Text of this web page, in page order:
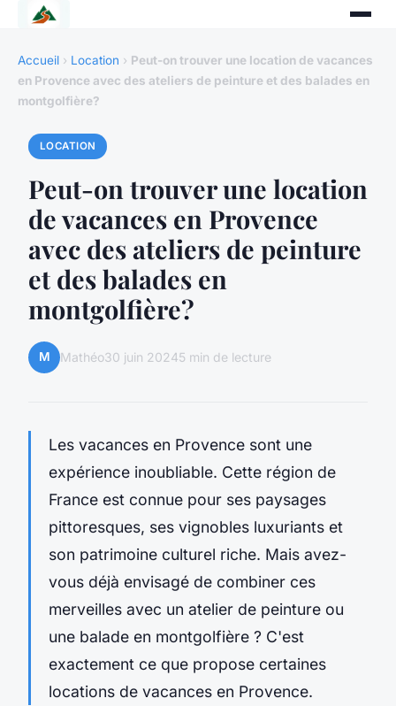
Accueil › Location › Peut-on trouver une location de vacances
en Provence avec des ateliers de peinture et des balades en
montgolfière?
LOCATION
Peut-on trouver une location
de vacances en Provence
avec des ateliers de peinture
et des balades en
montgolfière?
M Mathéo30 juin 20245 min de lecture
Les vacances en Provence sont une
expérience inoubliable. Cette région de
France est connue pour ses paysages
pittoresques, ses vignobles luxuriants et
son patrimoine culturel riche. Mais avez-
vous déjà envisagé de combiner ces
merveilles avec un atelier de peinture ou
une balade en montgolfière ? C'est
exactement ce que propose certaines
locations de vacances en Provence.